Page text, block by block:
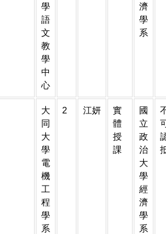
學
語
文
教
學
中
心
濟
學
系
大
同
大
學
電
機
工
程
學
系
2 江妍
實
體
授
課
國
立
政
治
大
學
經
濟
學
系